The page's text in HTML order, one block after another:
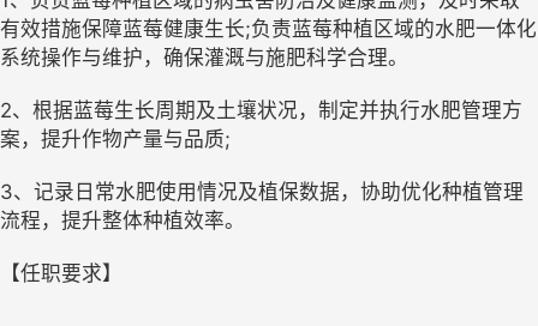
有效措施保障蓝莓健康生长;负责蓝莓种植区域的水肥一体化
系统操作与维护，确保灌溉与施肥科学合理。
2、根据蓝莓生长周期及土壤状况，制定并执行水肥管理方
案，提升作物产量与品质;
3、记录日常水肥使用情况及植保数据，协助优化种植管理
流程，提升整体种植效率。
【任职要求】